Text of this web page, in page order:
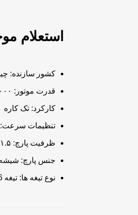
کشور سازنده:
قدرت موتور: ۱۰۰۰ وات
کارکرد: تک کاره
تنظیمات
ظرفیت پارچ: ۱.۵ لیتر
جنس پارچ:
نوع تیغه ها: تیغه ProBlend 6 برای مخلوط کردن بهتر مواد